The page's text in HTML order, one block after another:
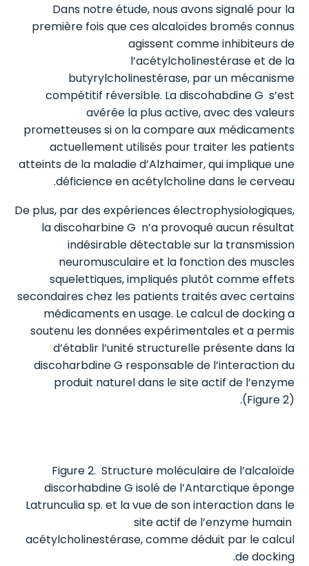
Dans notre étude, nous avons signalé pour la
première fois que ces alcaloïdes bromés connus
agissent comme inhibiteurs de
l’acétylcholinestérase et de la
butyrylcholinestérase, par un mécanisme
compétitif réversible. La discohabdine G s’est
avérée la plus active, avec des valeurs
prometteuses si on la compare aux médicaments
actuellement utilisés pour traiter les patients
atteints de la maladie d’Alzhaimer, qui implique une
déficience en acétylcholine dans le cerveau.
De plus, par des expériences électrophysiologiques,
la discoharbine G n’a provoqué aucun résultat
indésirable détectable sur la transmission
neuromusculaire et la fonction des muscles
squelettiques, impliqués plutôt comme effets
secondaires chez les patients traités avec certains
médicaments en usage. Le calcul de docking a
soutenu les données expérimentales et a permis
d’établir l’unité structurelle présente dans la
discoharbdine G responsable de l’interaction du
produit naturel dans le site actif de l’enzyme
(Figure 2).
Figure 2. Structure moléculaire de l’alcaloïde
discorhabdine G isolé de l’Antarctique éponge
Latrunculia sp. et la vue de son interaction dans le
site actif de l’enzyme humain
acétylcholinestérase, comme déduit par le calcul
de docking.